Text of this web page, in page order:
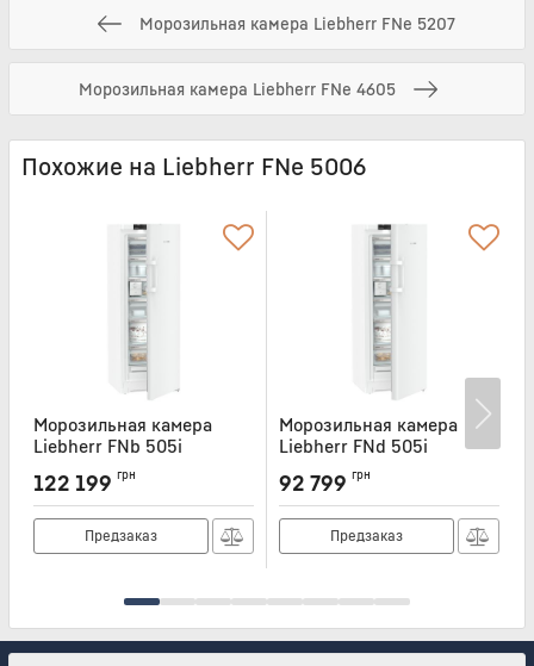
Морозильная камера Liebherr FNe 5207
Морозильная камера Liebherr FNe 4605
Похожие на Liebherr FNe 5006
Морозильная камера
Liebherr FNb 505i
FNB505I
122 199 грн
Предзаказ
Морозильная камера
Liebherr FNd 505i
FND505I
92 799 грн
Предзаказ